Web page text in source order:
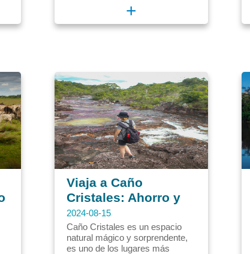
+
Viaja a Caño
Cristales: Ahorro y
Aventura
2024-08-15
Caño Cristales es un espacio
natural mágico y sorprendente,
es uno de los lugares más